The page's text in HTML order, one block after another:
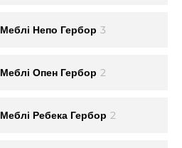
Меблi Непо Гербор 3
Меблi Опен Гербор 2
Меблi Ребека Гербор 2